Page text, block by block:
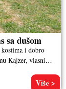
sa dušom
i dobro
Kajzer, vlasnika
Više >